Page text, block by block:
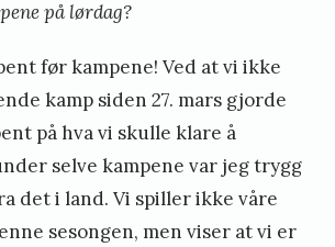
på lørdag?
før kampene! Ved at vi ikke
kamp siden 27. mars gjorde
på hva vi skulle klare å
selve kampene var jeg trygg
det i land. Vi spiller ikke våre
sesongen, men viser at vi er